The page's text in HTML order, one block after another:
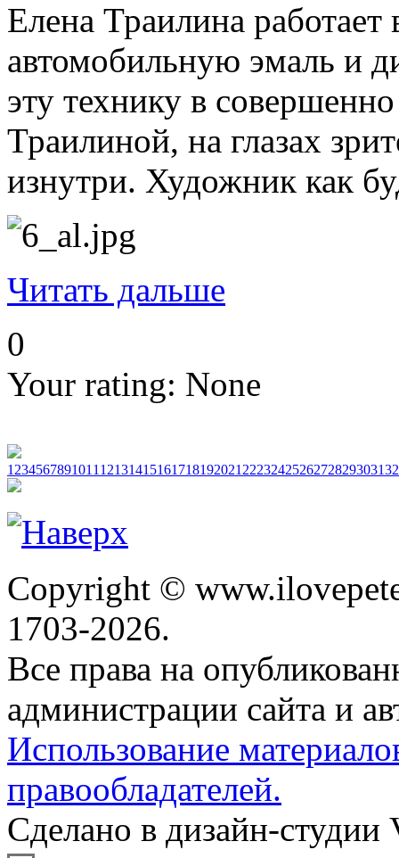
Елена Траилина
автомобильную эмаль и
эту технику в
Траилиной, на глазах
изнутри. Художник как
Читать дальше
0
Your rating: None
1234567891011121314151617181920212223242526272829303132
Copyright ©
1703-2026.
Все права на
администрации сайта и
Использование
правообладателей.
Сделано в дизайн-студии